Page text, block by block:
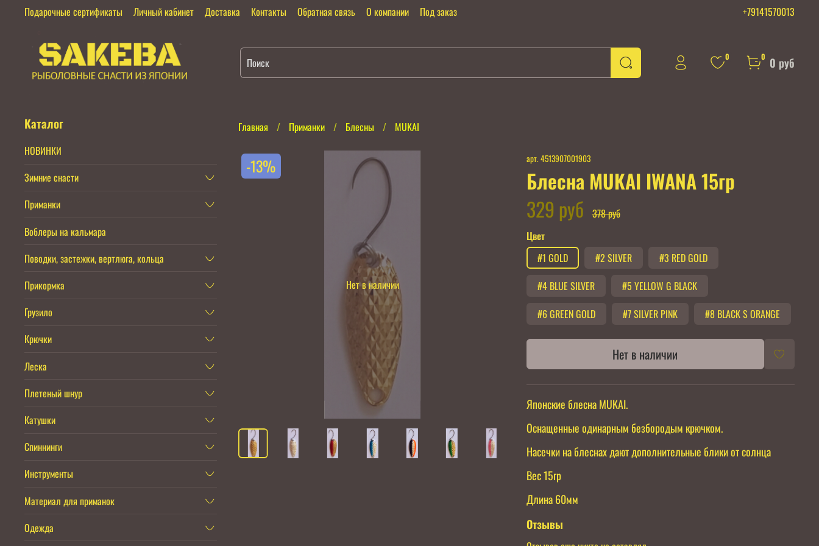
Подарочные сертификаты Личный кабинет Доставка Контакты Обратная связь О компании Под заказ +79141570013
0 0 0 руб
Главная Приманки Блесны MUKAI
Нет в наличии
-13% арт. 4513907001903
Блесна MUKAI IWANA 15гр
329 руб
378 руб
Цвет
#1 GOLD
#2 SILVER
#3 RED GOLD
#4 BLUE SILVER
#5 YELLOW G BLACK
#6 GREEN GOLD
#7 SILVER PINK #8 BLACK S ORANGE
Нет в наличии
Японские блесна MUKAI.
Оснащенные одинарным безбородым крючком.
Насечки на блеснах дают дополнительные блики от солнца
Вес 15гр
Длина 60мм
Отзывы
Каталог
НОВИНКИ
Зимние снасти
Приманки
Воблеры на кальмара
Поводки, застежки, вертлюга, кольца
Прикормка
Грузило
Крючки
Леска
Плетеный шнур
Катушки
Спиннинги
Инструменты
Материал для приманок
Одежда